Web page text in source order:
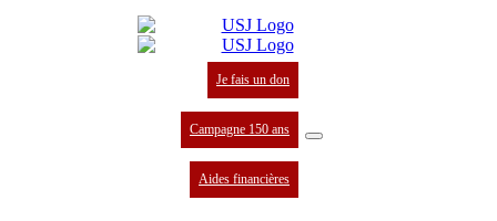
Je fais un don
Campagne 150 ans
Aides financières